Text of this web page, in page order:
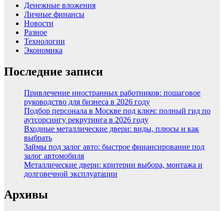
Денежные вложения
Личные финансы
Новости
Разное
Технологии
Экономика
Последние записи
Привлечение иностранных работников: пошаговое
руководство для бизнеса в 2026 году
Подбор персонала в Москве под ключ: полный гид по
аутсорсингу рекрутинга в 2026 году
Входные металлические двери: виды, плюсы и как
выбрать
Займы под залог авто: быстрое финансирование под
залог автомобиля
Металлические двери: критерии выбора, монтажа и
долговечной эксплуатации
Архивы